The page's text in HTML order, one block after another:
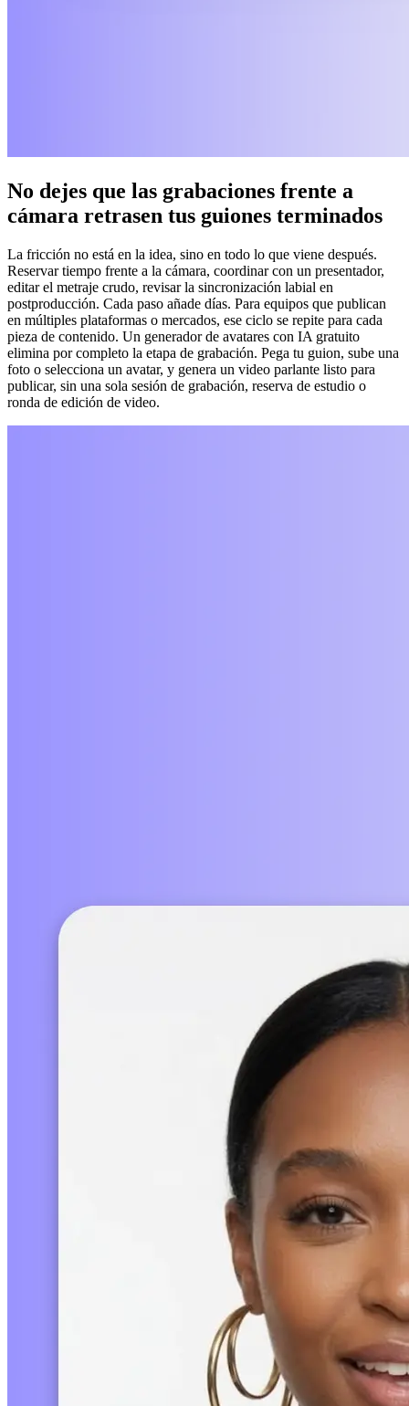
No dejes que las grabaciones frente a
cámara retrasen tus guiones terminados
La fricción no está en la idea, sino en todo lo que viene después.
Reservar tiempo frente a la cámara, coordinar con un presentador,
editar el metraje crudo, revisar la sincronización labial en
postproducción. Cada paso añade días. Para equipos que publican
en múltiples plataformas o mercados, ese ciclo se repite para cada
pieza de contenido. Un generador de avatares con IA gratuito
elimina por completo la etapa de grabación. Pega tu guion, sube una
foto o selecciona un avatar, y genera un video parlante listo para
publicar, sin una sola sesión de grabación, reserva de estudio o
ronda de edición de video.